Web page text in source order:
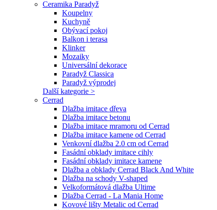
Ceramika Paradyž
Koupelny
Kuchyně
Obývací pokoj
Balkon i terasa
Klinker
Mozaiky
Universální dekorace
Paradyž Classica
Paradyž výprodej
Další kategorie >
Cerrad
Dlažba imitace dřeva
Dlažba imitace betonu
Dlažba imitace mramoru od Cerrad
Dlažba imitace kamene od Cerrad
Venkovní dlažba 2.0 cm od Cerrad
Fasádní obklady imitace cihly
Fasádní obklady imitace kamene
Dlažba a obklady Cerrad Black And White
Dlažba na schody V-shaped
Velkoformátová dlažba Ultime
Dlažba Cerrad - La Mania Home
Kovové lišty Metalic od Cerrad